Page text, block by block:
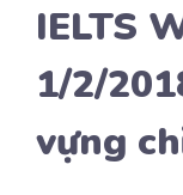
IELTS
1/2/
vựng